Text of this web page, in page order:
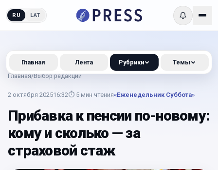
RU LAT
Главная/Выбор редакции
2 октября 202516:32⏱ 5 мин чтения«Еженедельник Суббота»
Прибавка к пенсии по-новому:
кому и сколько — за
страховой стаж
Главная Лента Рубрики Темы